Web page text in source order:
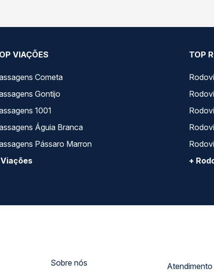
VIAÇÕES
Cometa
Gontijo
1001
Águia Branca
Pássaro Marron
TOP
+
Sobre nós